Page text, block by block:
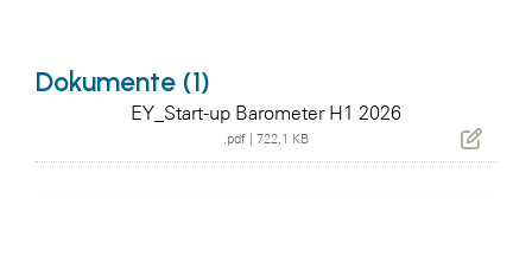
Dokumente (1)
EY_Start-up Barometer H1 2026
.pdf 722,1 KB